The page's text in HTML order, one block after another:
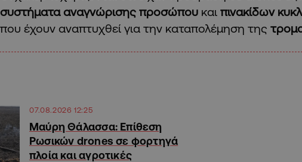
συστήματα αναγνώρισης προσώπου και πινακίδων
που έχουν αναπτυχθεί για την καταπολέμηση της
07.08.2026 12:25
Μαύρη Θάλασσα: Επίθεση
Ρωσικών drones σε φορτηγά
πλοία και αγροτικές